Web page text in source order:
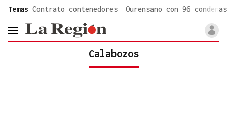
Temas Contrato contenedores Ourensano con 96 condenas
header.menu.open
Calabozos